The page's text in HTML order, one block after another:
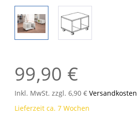
99,90 €
Inkl. MwSt. zzgl. 6,90 € Versandkosten
Lieferzeit ca. 7 Wochen